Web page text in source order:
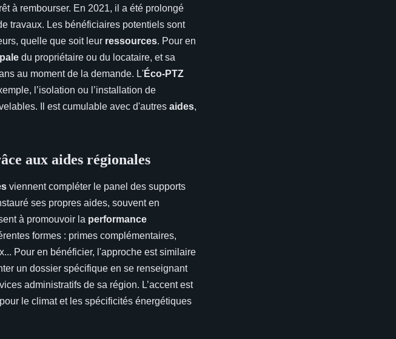
à rembourser. En 2021, il a été prolongé
travaux. Les bénéficiaires potentiels sont
quelle que soit leur ressources. Pour en
du propriétaire ou du locataire, et sa
au moment de la demande. L'Éco-PTZ
l’isolation ou l’installation de
Il est cumulable avec d'autres aides,
aux aides régionales
viennent compléter le panel des supports
ses propres aides, souvent en
à promouvoir la performance
formes : primes complémentaires,
Pour en bénéficier, l'approche est similaire
un dossier spécifique en se renseignant
administratifs de sa région. L’accent est
le climat et les spécificités énergétiques